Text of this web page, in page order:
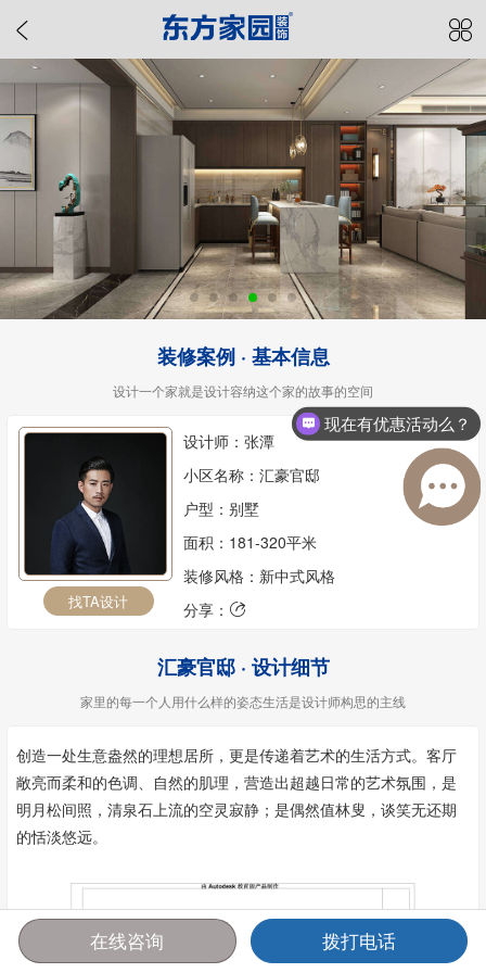
装修案例 · 基本信息
设计一个家就是设计容纳这个家的故事的空间
找TA设计
设计师：张潭
小区名称：汇豪官邸
户型：别墅
面积：181-320平米
装修风格：新中式风格
分享： 
汇豪官邸 · 设计细节
家里的每一个人用什么样的姿态生活是设计师构思的主线
创造一处生意盎然的理想居所，更是传递着艺术的生活方式。客厅
敞亮而柔和的色调、自然的肌理，营造出超越日常的艺术氛围，是
明月松间照，清泉石上流的空灵寂静；是偶然值林叟，谈笑无还期
的恬淡悠远。
首页 报价 电话 咨询
现在有优惠活动么？
在线咨询 拨打电话